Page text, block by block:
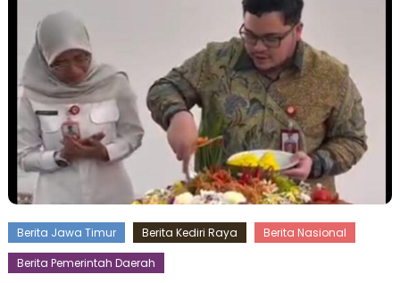
Berita Jawa Timur Berita Kediri Raya
Berita Nasional
Berita Pemerintah Daerah